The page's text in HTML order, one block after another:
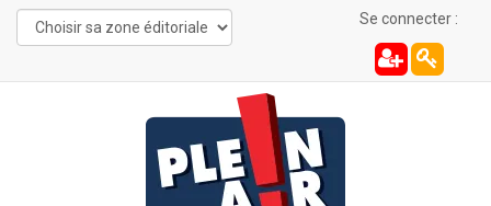
Se connecter :